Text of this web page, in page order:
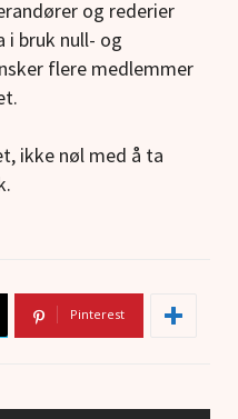
og rederier
i bruk null- og
flere medlemmer
ikke nøl med å ta
Pinterest